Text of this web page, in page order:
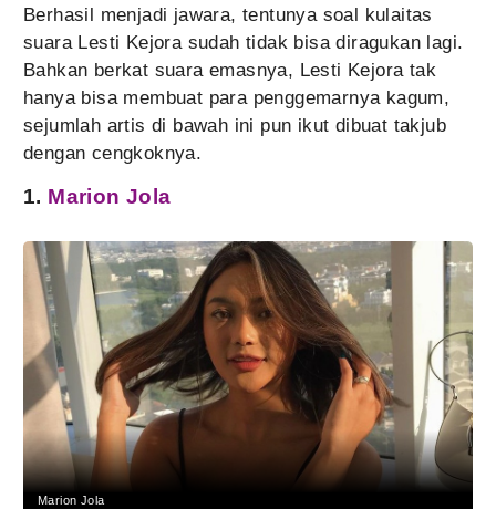
Berhasil menjadi jawara, tentunya soal kulaitas
suara Lesti Kejora sudah tidak bisa diragukan lagi.
Bahkan berkat suara emasnya, Lesti Kejora tak
hanya bisa membuat para penggemarnya kagum,
sejumlah artis di bawah ini pun ikut dibuat takjub
dengan cengkoknya.
1. Marion Jola
Marion Jola